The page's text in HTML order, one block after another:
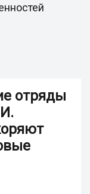
отряды